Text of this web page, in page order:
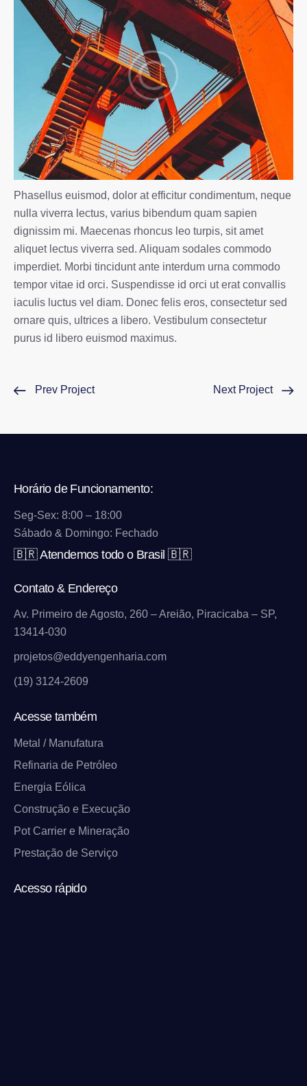
Phasellus euismod, dolor at efficitur condimentum, neque
nulla viverra lectus, varius bibendum quam sapien
dignissim mi. Maecenas rhoncus leo turpis, sit amet
aliquet lectus viverra sed. Aliquam sodales commodo
imperdiet. Morbi tincidunt ante interdum urna commodo
tempor vitae id orci. Suspendisse id orci ut erat convallis
iaculis luctus vel diam. Donec felis eros, consectetur sed
ornare quis, ultrices a libero. Vestibulum consectetur
purus id libero euismod maximus.
Prev Project Next Project
Horário de Funcionamento:
Seg-Sex: 8:00 – 18:00
Sábado & Domingo: Fechado
🇧🇷 Atendemos todo o Brasil 🇧🇷
Contato & Endereço
Av. Primeiro de Agosto, 260 – Areião, Piracicaba – SP,
13414-030
projetos@eddyengenharia.com
(19) 3124-2609
Acesse também
Metal / Manufatura
Refinaria de Petróleo
Energia Eólica
Construção e Execução
Pot Carrier e Mineração
Prestação de Serviço
Acesso rápido